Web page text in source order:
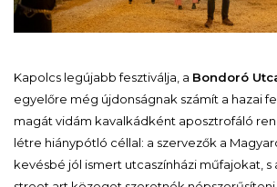
Kapolcs legújabb fesztiválja, a Bondoró
egyelőre még újdonságnak számít a hazai
magát vidám kavalkádként aposztrofáló
létre hiánypótló céllal: a szervezők a
kevésbé jól ismert utcaszínházi műfajokat,